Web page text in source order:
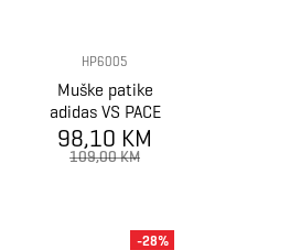
HP6005
Muške patike
adidas VS PACE
2.0
98,10 KM
109,00 KM
-28%